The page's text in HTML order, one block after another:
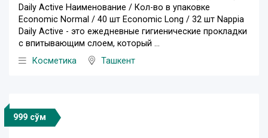
Daily Active Наименование / Кол-во в упаковке
Economic Normal / 40 шт Economic Long / 32 шт Nappia
Daily Active - это ежедневные гигиенические прокладки
с впитывающим слоем, который ...
Косметика
Ташкент
999 сўм